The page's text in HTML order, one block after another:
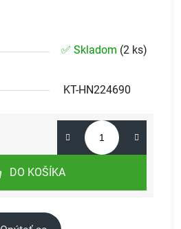
✅ Skladom (2 ks)
KT-HN224690
DO KOŠÍKA